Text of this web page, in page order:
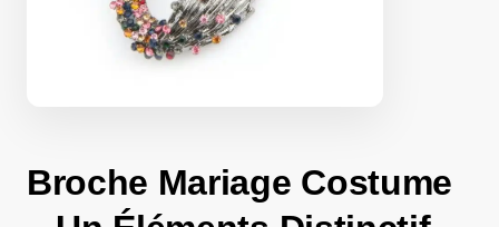
Broche Mariage Costume